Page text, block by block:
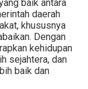
baik antara
daerah
khususnya
Dengan
kehidupan
sejahtera, dan
baik dan